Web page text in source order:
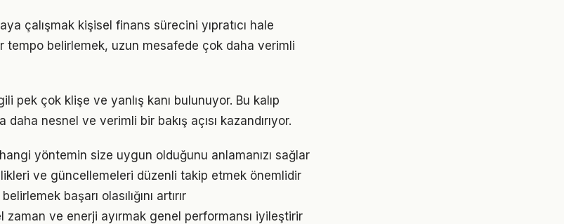
çalışmak kişisel finans sürecini yıpratıcı hale
tempo belirlemek, uzun mesafede çok daha verimli
pek çok klişe ve yanlış kanı bulunuyor. Bu kalıp
daha nesnel ve verimli bir bakış açısı kazandırıyor.
hangi yöntemin size uygun olduğunu anlamanızı sağlar
ve güncellemeleri düzenli takip etmek önemlidir
başarı olasılığını artırır
zaman ve enerji ayırmak genel performansı iyileştirir